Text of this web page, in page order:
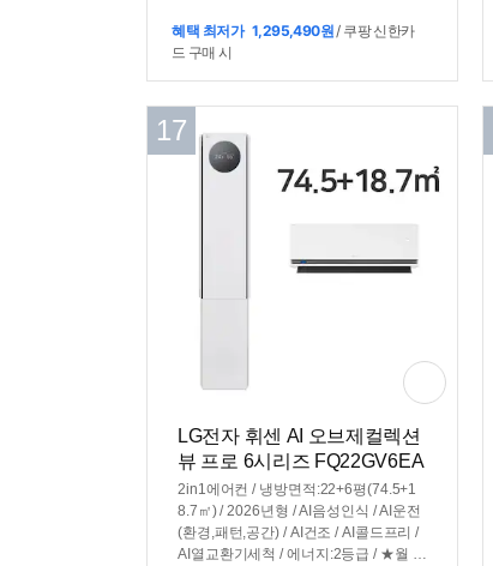
350x1820x300mm
혜택 최저가 1,295,490원/ 쿠팡 신한카
드 구매 시
17
LG전자 휘센 AI 오브제컬렉션
뷰 프로 6시리즈 FQ22GV6EA
2 (공식인증 설치)
2in1에어컨 / 냉방면적:22+6평(74.5+1
8.7㎡) / 2026년형 / AI음성인식 / AI운전
(환경,패턴,공간) / AI건조 / AI콜드프리 /
AI열교환기세척 / 에너지:2등급 / ★월 전